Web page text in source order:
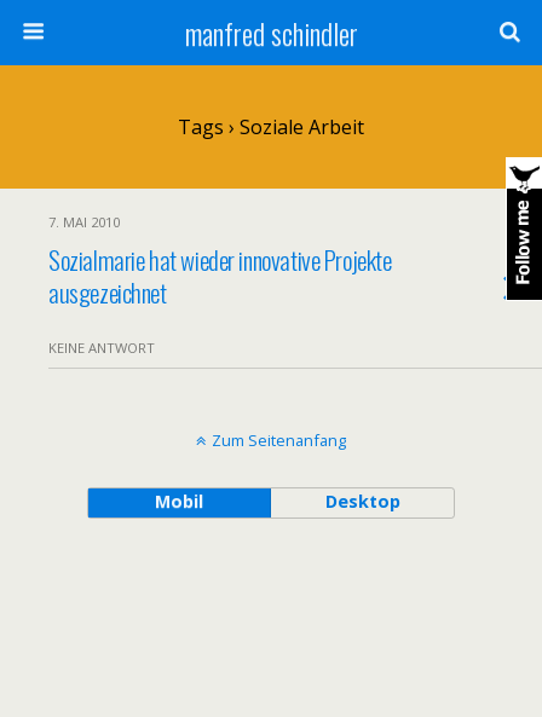
manfred schindler
Tags › Soziale Arbeit
7. MAI 2010
Sozialmarie hat wieder innovative Projekte
ausgezeichnet
KEINE ANTWORT
Zum Seitenanfang
Mobil Desktop